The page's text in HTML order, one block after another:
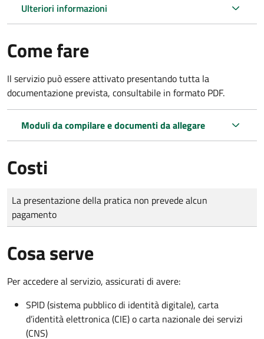
Ulteriori informazioni
Come fare
Il servizio può essere attivato presentando tutta la
documentazione prevista, consultabile in formato PDF.
Moduli da compilare e documenti da allegare
Costi
Tipo di pagamento
Importo
La presentazione della pratica non prevede alcun
pagamento
Cosa serve
Per accedere al servizio, assicurati di avere:
SPID (sistema pubblico di identità digitale), carta
d’identità elettronica (CIE) o carta nazionale dei servizi
(CNS)